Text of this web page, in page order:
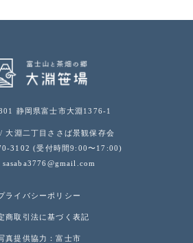
静岡県富士市大淵1376-1
大淵二丁目ささば景観保存会
3102 (受付時間9:00〜17:00)
sasaba3776@gmail.com
ライバシーポリシー
商取引法に基づく表記
真提供協力：富士市